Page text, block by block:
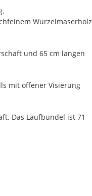
Wurzelmaserholz
und 65 cm langen
mit offener Visierung
Das Laufbündel ist 71